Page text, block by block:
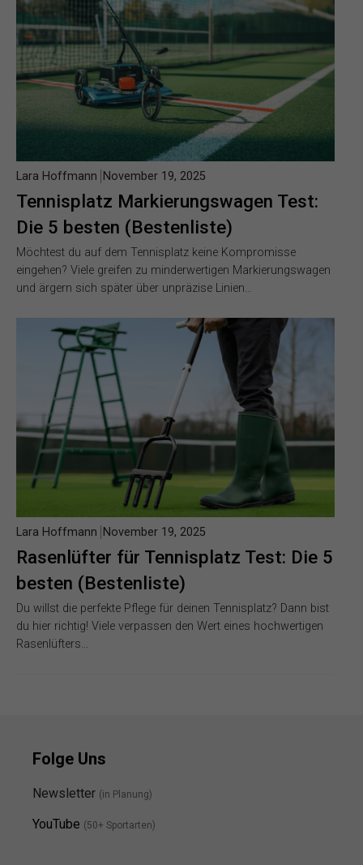
Tennisplatz Markierungswagen Test:
Die 5 besten (Bestenliste)
Lara Hoffmann November 19, 2025
Möchtest du auf dem Tennisplatz keine Kompromisse
eingehen? Viele greifen zu minderwertigen Markierungswagen
und ärgern sich später über unpräzise Linien…
Rasenlüfter für Tennisplatz Test: Die 5
besten (Bestenliste)
Lara Hoffmann November 19, 2025
Du willst die perfekte Pflege für deinen Tennisplatz? Dann bist
du hier richtig! Viele verpassen den Wert eines hochwertigen
Rasenlüfters…
Folge Uns
Newsletter (in Planung)
YouTube (50+ Sportarten)